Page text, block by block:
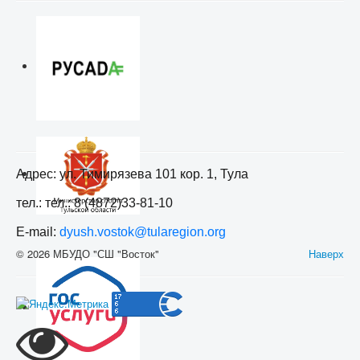
Адрес: ул. Тимирязева 101 кор. 1, Тула
тел.: тел.: 8 (4872)33-81-10
E-mail: dyush.vostok@tularegion.org
Наверх
© 2026 МБУДО "СШ "Восток"